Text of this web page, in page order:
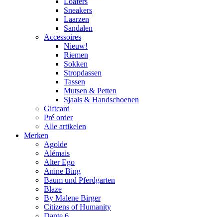
Sneakers
Laarzen
Sandalen
Accessoires
Nieuw!
Riemen
Sokken
Stropdassen
Tassen
Mutsen & Petten
Sjaals & Handschoenen
Giftcard
Pré order
Alle artikelen
Merken
Agolde
Alémais
Alter Ego
Anine Bing
Baum und Pferdgarten
Blaze
By Malene Birger
Citizens of Humanity